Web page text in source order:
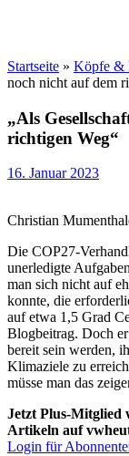
Startseite » Köpfe &
noch nicht auf dem
„Als
richtigen Weg“
16. Januar 2023
Christian
Die COP27-
unerledigte
man sich nicht auf
konnte, die
auf etwa 1,5 Grad
Blogbeitrag. Doch
bereit sein werden,
Klimaziele zu
müsse man das
Jetzt Plus-Mitglied
Artikeln auf
Login für